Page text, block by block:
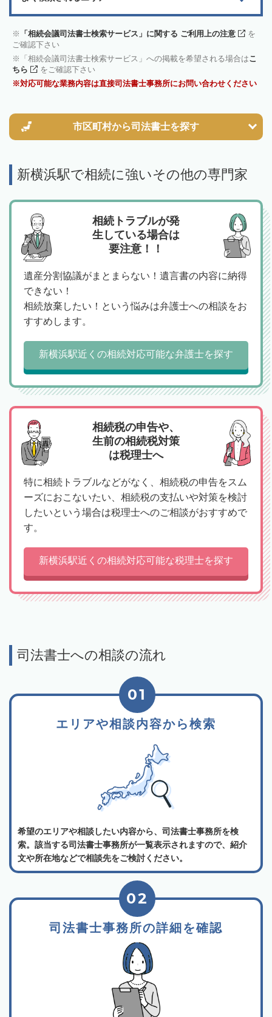
「相続会議司法書士検索サービス」に関する ご利用上の注意
を
ご確認下さい
「相続会議司法書士検索サービス」への掲載を希望される場合はこ
ちら
をご確認下さい
対応可能な業務内容は直接司法書士事務所にお問い合わせください
市区町村から司法書士を探す
新横浜駅で相続に強いその他の専門家
相続トラブルが発
生している場合は
要注意！！
遺産分割協議がまとまらない！遺言書の内容に納得
できない！
相続放棄したい！という悩みは弁護士への相談をお
すすめします。
新横浜駅近くの相続対応可能な弁護士を探す
相続税の申告や、
生前の相続税対策
は税理士へ
特に相続トラブルなどがなく、相続税の申告をスム
ーズにおこないたい、相続税の支払いや対策を検討
したいという場合は税理士へのご相談がおすすめで
す。
新横浜駅近くの相続対応可能な税理士を探す
司法書士への相談の流れ
エリアや相談内容から検索
01
希望のエリアや相談したい内容から、司法書士事務所を検
索。該当する司法書士事務所が一覧表示されますので、紹介
文や所在地などで相談先をご検討ください。
司法書士事務所の詳細を確認
02